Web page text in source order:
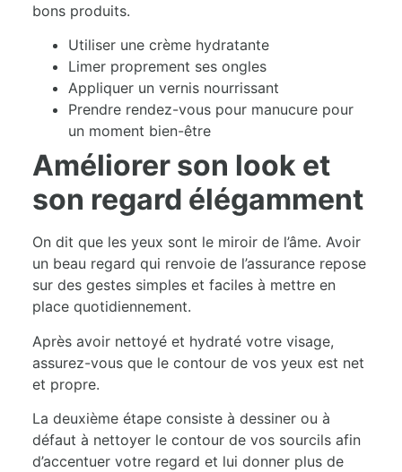
bons produits.
Utiliser une crème hydratante
Limer proprement ses ongles
Appliquer un vernis nourrissant
Prendre rendez-vous pour manucure pour
un moment bien-être
Améliorer son look et
son regard élégamment
On dit que les yeux sont le miroir de l’âme. Avoir
un beau regard qui renvoie de l’assurance repose
sur des gestes simples et faciles à mettre en
place quotidiennement.
Après avoir nettoyé et hydraté votre visage,
assurez-vous que le contour de vos yeux est net
et propre.
La deuxième étape consiste à dessiner ou à
défaut à nettoyer le contour de vos sourcils afin
d’accentuer votre regard et lui donner plus de